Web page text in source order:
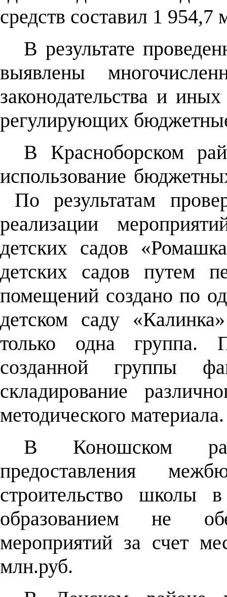
средств составил 1 954,7
В результате
выявлены
законодательства и
регулирующих
В Красноборском
использование
По результатам
реализации
детских садов
детских садов путем
помещений создано по
детском саду «Калинка»
только одна группа.
созданной группы
складирование
методического материала.
В Коношском
предоставления
строительство школы
образованием не
мероприятий за счет
млн.руб.